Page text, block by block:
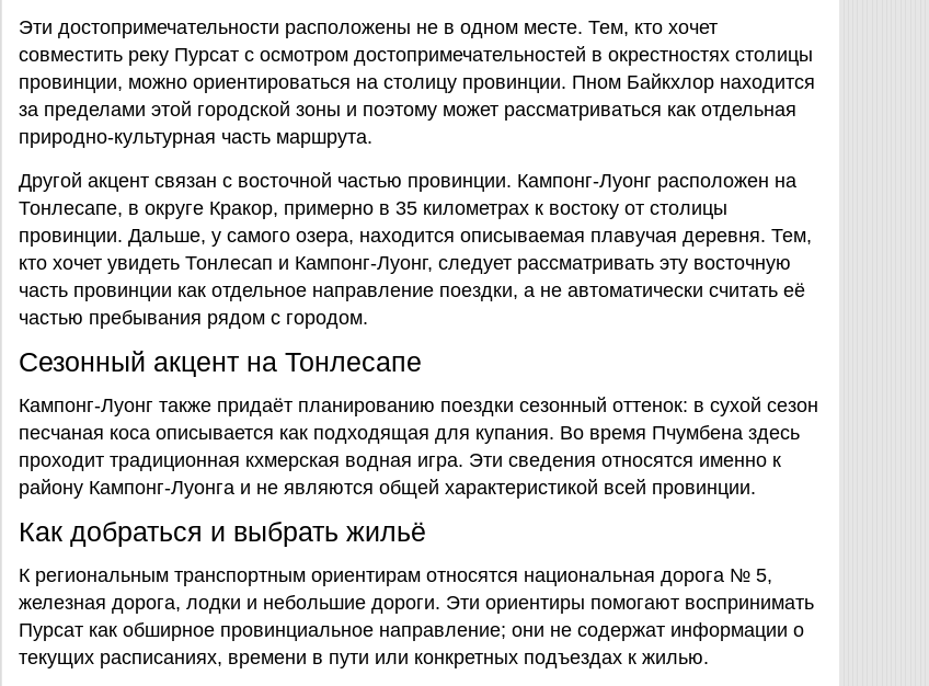
Эти достопримечательности расположены не в одном месте. Тем, кто хочет
совместить реку Пурсат с осмотром достопримечательностей в окрестностях столицы
провинции, можно ориентироваться на столицу провинции. Пном Байкхлор находится
за пределами этой городской зоны и поэтому может рассматриваться как отдельная
природно-культурная часть маршрута.
Другой акцент связан с восточной частью провинции. Кампонг-Луонг расположен на
Тонлесапе, в округе Кракор, примерно в 35 километрах к востоку от столицы
провинции. Дальше, у самого озера, находится описываемая плавучая деревня. Тем,
кто хочет увидеть Тонлесап и Кампонг-Луонг, следует рассматривать эту восточную
часть провинции как отдельное направление поездки, а не автоматически считать её
частью пребывания рядом с городом.
Сезонный акцент на Тонлесапе
Кампонг-Луонг также придаёт планированию поездки сезонный оттенок: в сухой сезон
песчаная коса описывается как подходящая для купания. Во время Пчумбена здесь
проходит традиционная кхмерская водная игра. Эти сведения относятся именно к
району Кампонг-Луонга и не являются общей характеристикой всей провинции.
Как добраться и выбрать жильё
К региональным транспортным ориентирам относятся национальная дорога № 5,
железная дорога, лодки и небольшие дороги. Эти ориентиры помогают воспринимать
Пурсат как обширное провинциальное направление; они не содержат информации о
текущих расписаниях, времени в пути или конкретных подъездах к жилью.